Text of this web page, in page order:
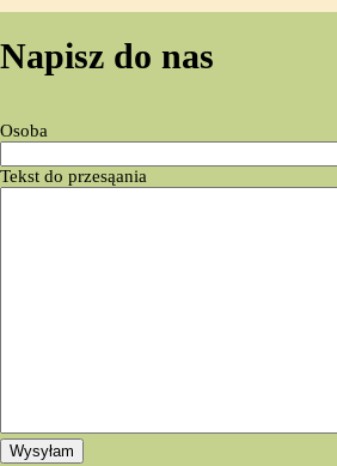
Napisz do nas
Osoba
Tekst do przesąania